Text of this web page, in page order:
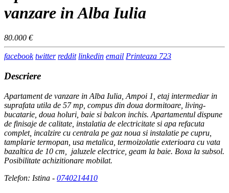
vanzare in Alba Iulia
80.000 €
facebook twitter reddit linkedin email Printeaza 723
Descriere
Apartament de vanzare in Alba Iulia, Ampoi 1, etaj intermediar in
suprafata utila de 57 mp, compus din doua dormitoare, living-
bucatarie, doua holuri, baie si balcon inchis. Apartamentul dispune
de finisaje de calitate, instalatia de electricitate si apa refacuta
complet, incalzire cu centrala pe gaz noua si instalatie pe cupru,
tamplarie termopan, usa metalica, termoizolatie exterioara cu vata
bazaltica de 10 cm, jaluzele electrice, geam la baie. Boxa la subsol.
Posibilitate achizitionare mobilat.
Telefon: Istina - 0740214410